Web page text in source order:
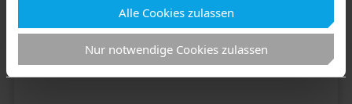
nach Art. 49 Abs. 1 lit. a) DSGVO
. Eine
entsprechend erteilte Einwilligung kann jederzeit
widerrufen werden. Nähere Informationen zu allem
Vorgenannten finden Sie in dieserCookieerklärung. In
Alle Cookies zulassen
Nur notwendige Cookies zulassen
Modular mit 4 bis 8 Powerstacks​
SiC-Stack GEN2 mit 125 kW Leistung